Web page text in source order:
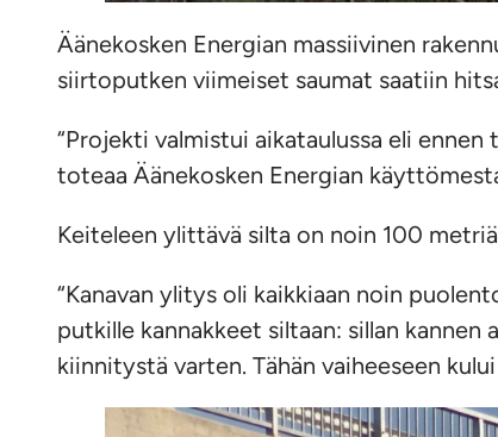
Äänekosken Energian massiivinen
siirtoputken viimeiset saumat saatiin
“Projekti valmistui aikataulussa eli
toteaa Äänekosken Energian
Keiteleen ylittävä silta on noin 100
“Kanavan ylitys oli kaikkiaan noin
putkille kannakkeet siltaan: sillan
kiinnitystä varten. Tähän vaiheeseen